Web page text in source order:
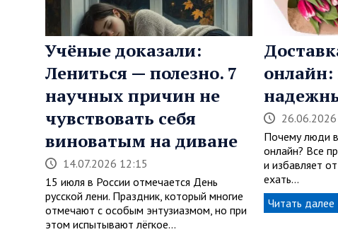
Учёные доказали:
Лениться — полезно. 7
научных причин не
чувствовать себя
виноватым на диване
14.07.2026 12:15
15 июля в России отмечается День
русской лени. Праздник, который многие
отмечают с особым энтузиазмом, но при
этом испытывают лёгкое…
онлайн:
Почему люди
онлайн? Все
и избавляет
ехать…
Читать далее